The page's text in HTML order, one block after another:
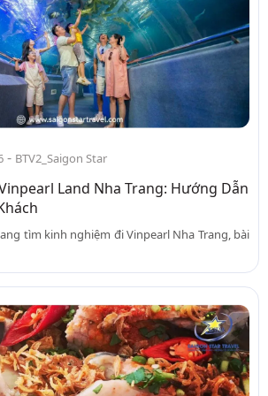
- BTV2_Saigon Star
Land Nha Trang: Hướng Dẫn
tìm kinh nghiệm đi Vinpearl Nha Trang, bài